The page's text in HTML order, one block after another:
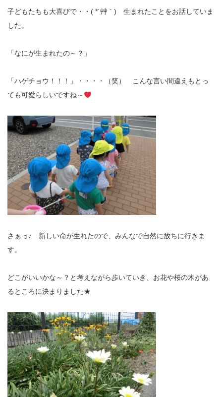
子どもたちも大喜びで・・( *´艸｀) 生まれたことをお話していま
した。
「なにが生まれたの～？」
「ハゲチョウ！！！」・・・・（笑） こんな言い間違えもとっ
ても可愛らしいですね～
さぁっ♪ 新しい命が生れたので、みんなで自然に放ちに行きま
す。
どこがいいかな～？と考えながら歩いていき、お花や桜の木があ
るところに決まりました★